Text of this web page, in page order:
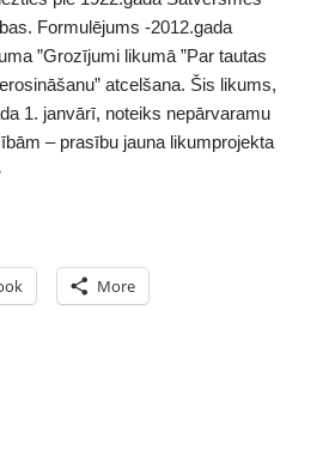
Formulējums -2012.gada
”Grozījumi likumā ”Par tautas
atcelšana. Šis likums,
1. janvārī, noteiks nepārvaramu
– prasību jauna likumprojekta
More